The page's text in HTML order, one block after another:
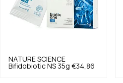
NATURE SCIENCE
Bifidobiotic NS 35g €34,86